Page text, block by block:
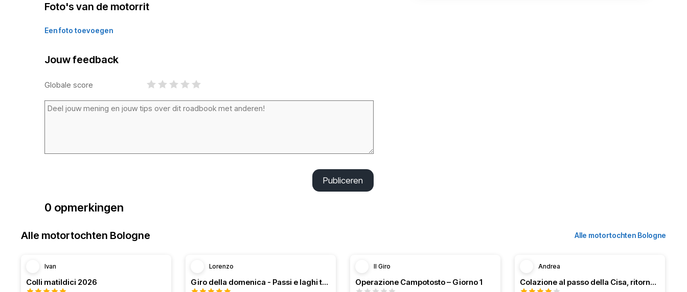
Foto's van de motorrit
Een foto toevoegen
Jouw feedback
Globale score
Publiceren
0 opmerkingen
Alle motortochten Bologne Alle motortochten Bologne
Ivan
Colli matildici 2026
Lorenzo
Giro della domenica - Passi e laghi tosco emiliani
Il Giro
Operazione Campotosto – Giorno 1
Andrea
Colazione al passo della Cisa, ritorno per passo del Cirone.